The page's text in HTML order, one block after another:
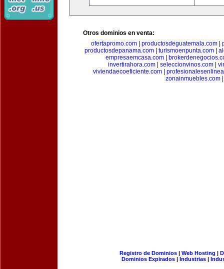
Otros dominios en venta:
ofertapromo.com
productosdeguatemala.com
productosdepanama.com
turismoenpunta.com
empresaemcasa.com
invertirahora.com| seleccionvinos.com|
viviendaecoeficiente.com|
zonainmuebles.com
Registro de Dominios| Web Hosting |
Dominios Expirados | Industrias |